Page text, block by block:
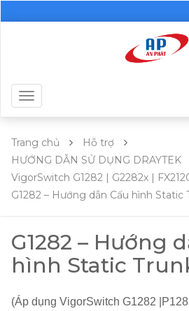
Toggle
navigation
Trang chủ
Hỗ trợ
HƯỚNG DẪN SỬ DỤNG DRAYTEK
VigorSwitch G1282 | G2282x |
G1282 – Hướng dẫn Cấu hình Static
G1282 – Hướng
hình Static
(Áp dụng VigorSwitch G1282